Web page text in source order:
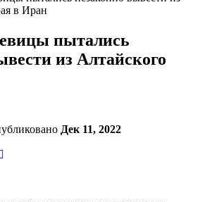
в Иран
пытались
из Алтайского
Дек 11, 2022